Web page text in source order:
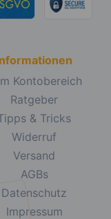
Kontobereich
Ratgeber
& Tricks
Widerruf
Versand
AGBs
Datenschutz
Impressum